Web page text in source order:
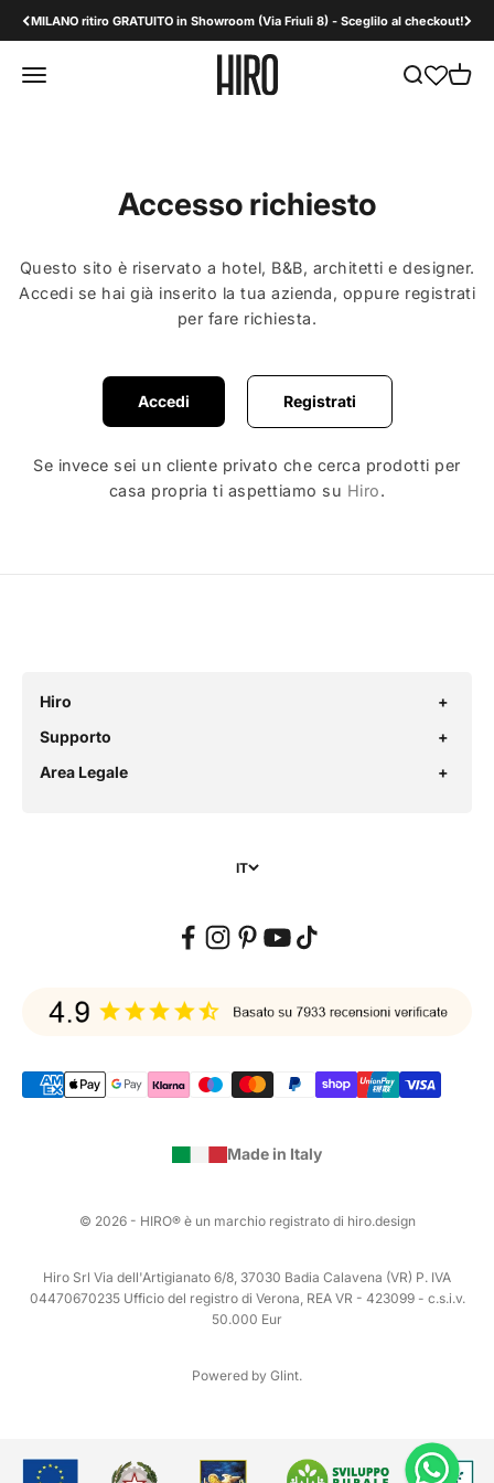
MILANO ritiro GRATUITO in Showroom (Via Friuli 8) - Sceglilo al checkout!
Apri il menu di navigazione HiroDesign B2B Mostra il
Accesso richiesto
Questo sito è riservato a hotel, B&B, architetti e designer.
Accedi se hai già inserito la tua azienda, oppure registrati
per fare richiesta.
Accedi Registrati
Se invece sei un cliente privato che cerca prodotti per
casa propria ti aspettiamo su Hiro.
Hiro
Supporto
Area Legale
IT
Made in Italy
© 2026 - HIRO® è un marchio registrato di hiro.design
Hiro Srl Via dell'Artigianato 6/8, 37030 Badia Calavena (VR) P. IVA
04470670235 Ufficio del registro di Verona, REA VR - 423099 - c.s.i.v.
50.000 Eur
Powered by Glint.